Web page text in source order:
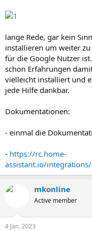
lange Rede, gar kein
installieren um weiter
für die Google Nutzer
schon Erfahrungen
vielleicht installiert und
jede Hilfe dankbar.
Dokumentationen:
- einmal die
- https://rc.home-
assistant.io/
mkonline
Active member
4 Jan. 2023